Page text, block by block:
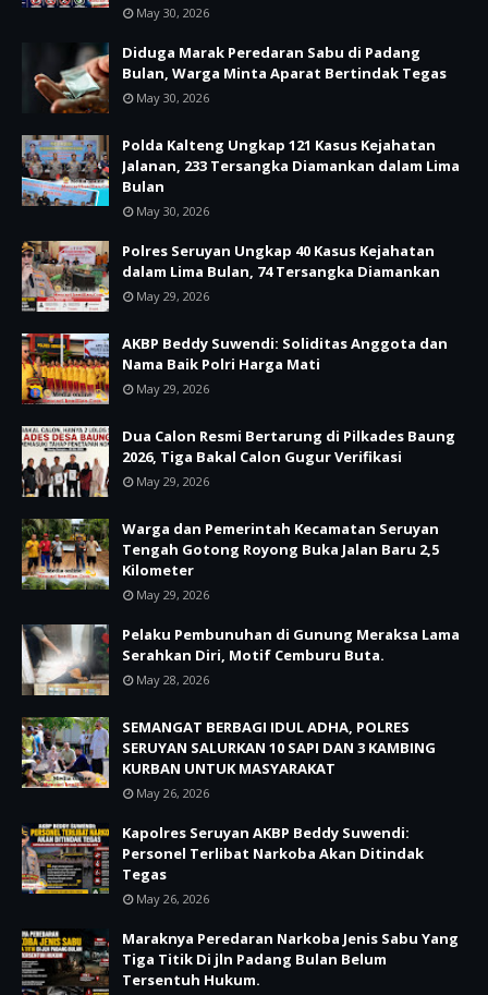
May 30, 2026
Diduga Marak Peredaran Sabu di Padang
Bulan, Warga Minta Aparat Bertindak Tegas
May 30, 2026
Polda Kalteng Ungkap 121 Kasus Kejahatan
Jalanan, 233 Tersangka Diamankan dalam Lima
Bulan
May 30, 2026
Polres Seruyan Ungkap 40 Kasus Kejahatan
dalam Lima Bulan, 74 Tersangka Diamankan
May 29, 2026
AKBP Beddy Suwendi: Soliditas Anggota dan
Nama Baik Polri Harga Mati
May 29, 2026
Dua Calon Resmi Bertarung di Pilkades Baung
2026, Tiga Bakal Calon Gugur Verifikasi
May 29, 2026
Warga dan Pemerintah Kecamatan Seruyan
Tengah Gotong Royong Buka Jalan Baru 2,5
Kilometer
May 29, 2026
Pelaku Pembunuhan di Gunung Meraksa Lama
Serahkan Diri, Motif Cemburu Buta.
May 28, 2026
SEMANGAT BERBAGI IDUL ADHA, POLRES
SERUYAN SALURKAN 10 SAPI DAN 3 KAMBING
KURBAN UNTUK MASYARAKAT
May 26, 2026
Kapolres Seruyan AKBP Beddy Suwendi:
Personel Terlibat Narkoba Akan Ditindak
Tegas
May 26, 2026
Maraknya Peredaran Narkoba Jenis Sabu Yang
Tiga Titik Di jln Padang Bulan Belum
Tersentuh Hukum.